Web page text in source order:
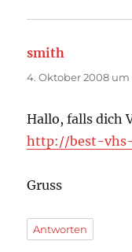
smith
4. Oktober 2008 um
Hallo, falls dich
http://best-vhs-
Gruss
Antworten